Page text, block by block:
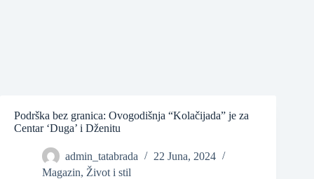
Podrška bez granica: Ovogodišnja “Kolačijada” je za
Centar ‘Duga’ i Dženitu
admin_tatabrada
22 Juna, 2024
Magazin, Život i stil